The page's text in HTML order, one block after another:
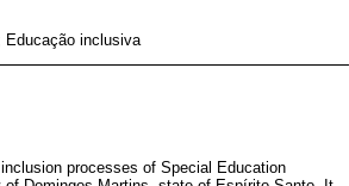
Educação inclusiva
processes of Special Education